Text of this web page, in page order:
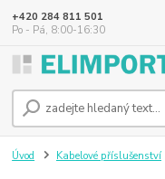
+420 284 811 501
Po - Pá, 8:00-16:30
Úvod Kabelové příslušenství